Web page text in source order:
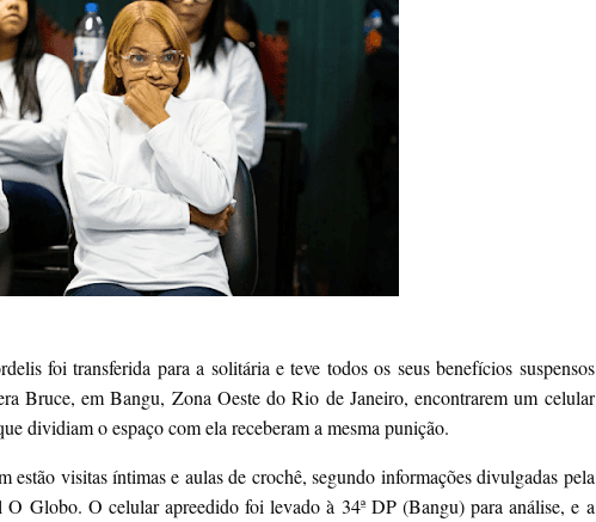
foi transferida para a solitária e teve todos os seus benefícios suspensos
Bruce, em Bangu, Zona Oeste do Rio de Janeiro, encontrarem um celular
dividiam o espaço com ela receberam a mesma punição.
estão visitas íntimas e aulas de crochê, segundo informações divulgadas pela
Globo. O celular apreedido foi levado à 34ª DP (Bangu) para análise, e a